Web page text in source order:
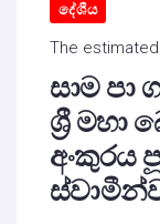
දේශීය
The
සාම පා
ශ්‍රී
අංකුරය